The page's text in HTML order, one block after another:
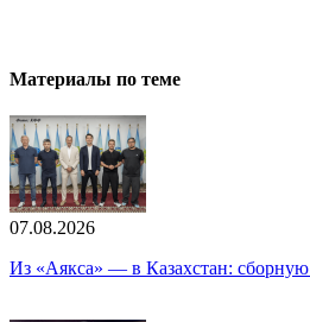
Материалы по теме
07.08.2026
Из «Аякса» — в Казахстан: